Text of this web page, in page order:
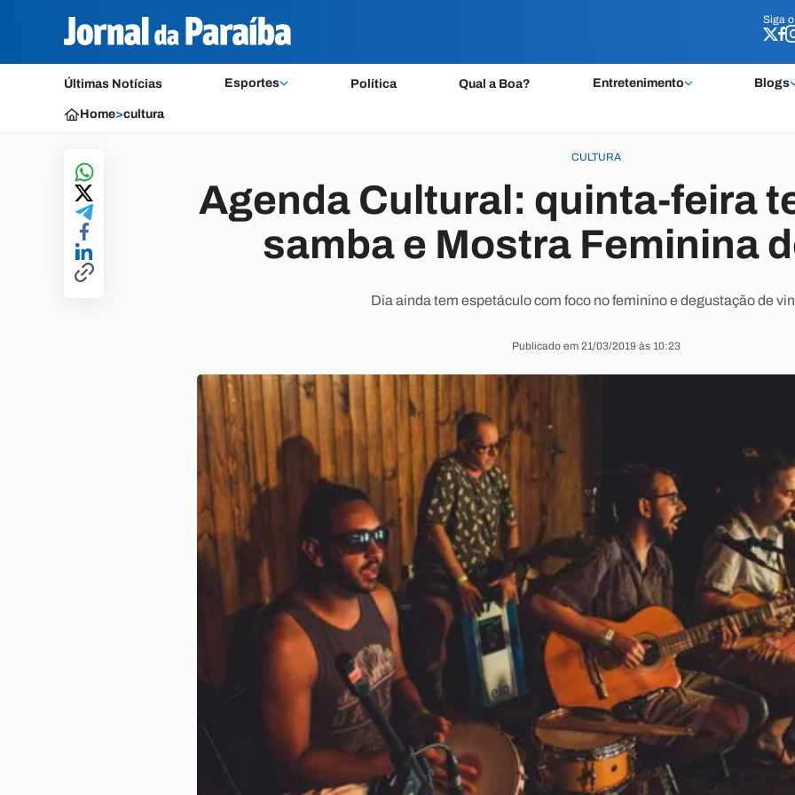
Siga o
Últimas Notícias Esportes Política Qual a Boa? Entretenimento Blogs
Siga o
Home>cultura
CULTURA
Agenda Cultural: quinta-feira
samba e Mostra Feminina
Dia ainda tem espetáculo com foco no feminino e degustação de
Publicado em 21/03/2019 às 10:23